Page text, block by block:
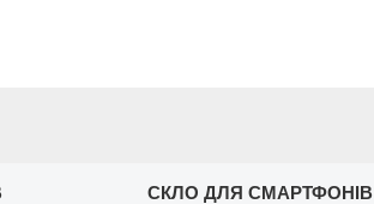
СКЛО ДЛЯ СМАРТФОНІВ